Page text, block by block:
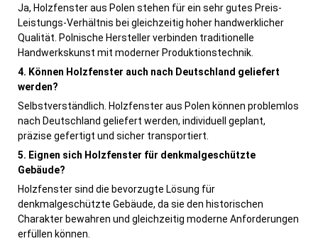
Ja, Holzfenster aus Polen stehen für ein sehr gutes Preis-
Leistungs-Verhältnis bei gleichzeitig hoher handwerklicher
Qualität. Polnische Hersteller verbinden traditionelle
Handwerkskunst mit moderner Produktionstechnik.
4. Können Holzfenster auch nach Deutschland geliefert
werden?
Selbstverständlich. Holzfenster aus Polen können problemlos
nach Deutschland geliefert werden, individuell geplant,
präzise gefertigt und sicher transportiert.
5. Eignen sich Holzfenster für denkmalgeschützte
Gebäude?
Holzfenster sind die bevorzugte Lösung für
denkmalgeschützte Gebäude, da sie den historischen
Charakter bewahren und gleichzeitig moderne Anforderungen
erfüllen können.